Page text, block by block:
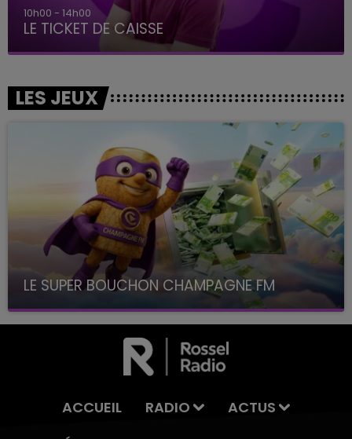
14h00 - 15h00
La Radio Pop
LES JEUX
LE SUPER BOUCHON CHAMPAGNE FM
avec La Famille Champagne FM, à 8H10
ACCUEIL RADIO
ACTUS